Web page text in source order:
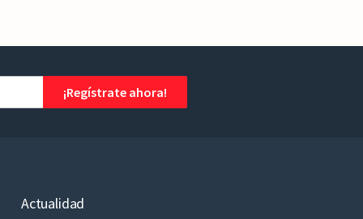
¡Regístrate ahora!
Actualidad